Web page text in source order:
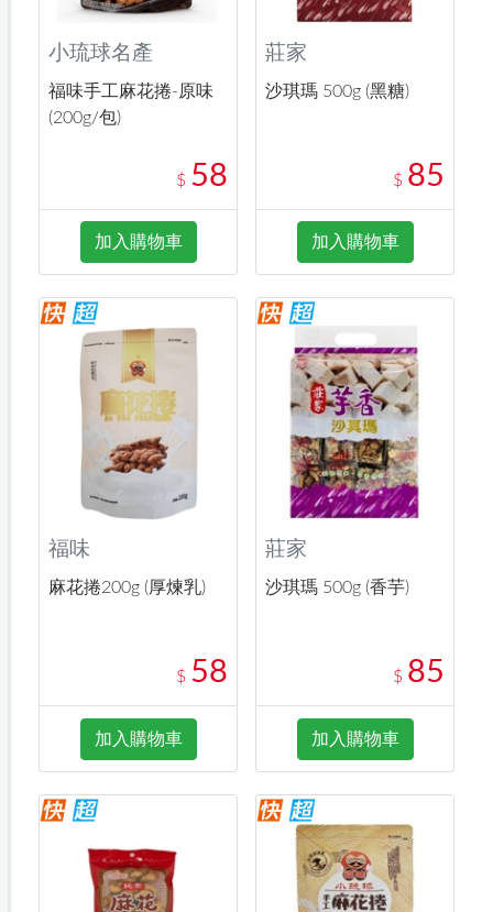
小琉球名產
福味手工麻花捲-原味
(200g/包)
$ 58
加入購物車
莊家
沙琪瑪 500g (黑糖)
$ 85
加入購物車
福味
麻花捲200g (厚煉乳)
$ 58
加入購物車
莊家
沙琪瑪 500g (香芋)
$ 85
加入購物車